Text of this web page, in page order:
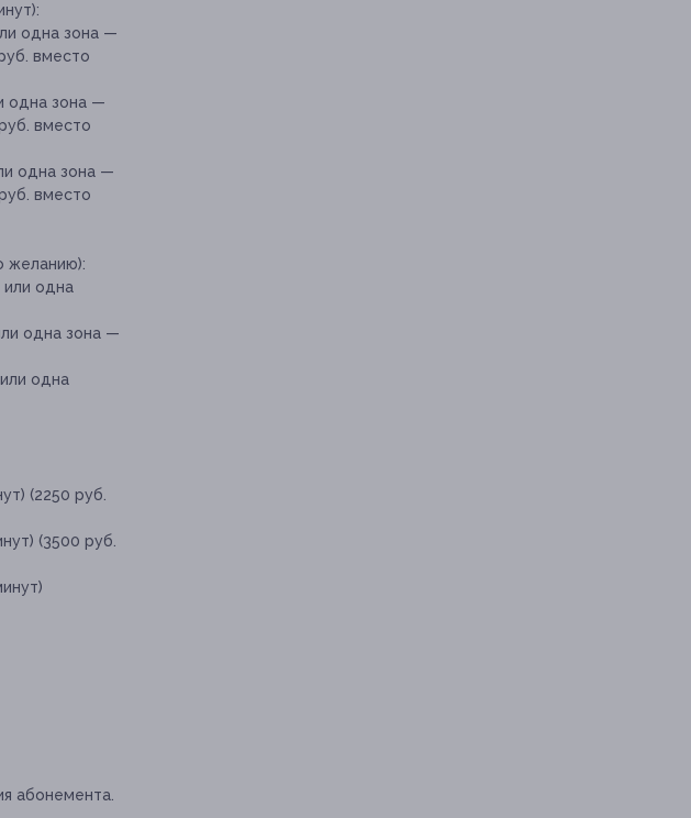
одна зона —
вместо
одна зона —
вместо
одна зона —
вместо
желанию):
одна
одна зона —
одна
(2250 руб.
(3500 руб.
абонемента.